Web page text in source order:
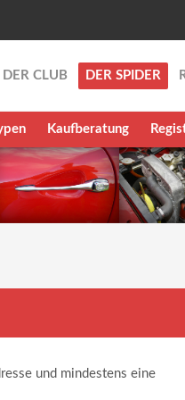
DER CLUB DER SPIDER
Kaufberatung
und mindestens eine